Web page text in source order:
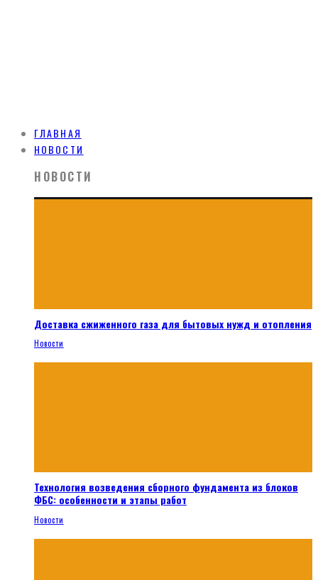
ГЛАВНАЯ
НОВОСТИ
НОВОСТИ
Доставка сжиженного газа для бытовых нужд и отопления
Новости
Технология возведения сборного фундамента из блоков
ФБС: особенности и этапы работ
Новости